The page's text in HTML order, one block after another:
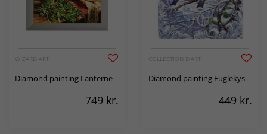
WIZARDIART
Diamond painting Lanterne
749 kr.
COLLECTION D'ART
Diamond painting Fuglekys
449 kr.